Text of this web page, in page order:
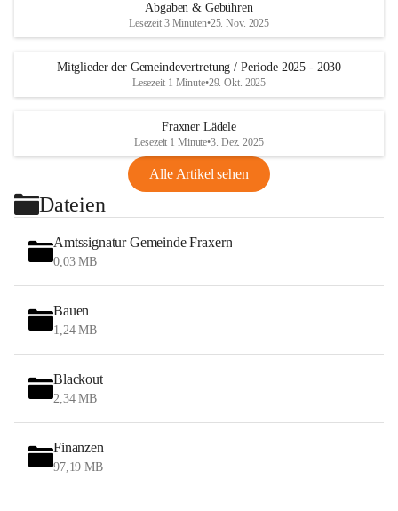
Abgaben & Gebühren
Lesezeit 3 Minuten•25. Nov. 2025
Mitglieder der Gemeindevertretung / Periode 2025 - 2030
Lesezeit 1 Minute•29. Okt. 2025
Fraxner Lädele
Lesezeit 1 Minute•3. Dez. 2025
Alle Artikel sehen
Dateien
Amtssignatur Gemeinde Fraxern
0,03 MB
Bauen
1,24 MB
Blackout
2,34 MB
Finanzen
97,19 MB